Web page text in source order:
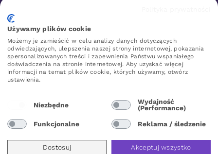
Sklep erotyczny online
WOO ME
Poland
Używamy plików cookie
Możemy je zamieścić w celu analizy danych dotyczących
odwiedzających, ulepszenia naszej strony internetowej, pokazania
spersonalizowanych treści i zapewnienia Państwu wspaniałego
doświadczenia na stronie internetowej. Aby uzyskać więcej
informacji na temat plików cookie, których używamy, otwórz
ustawienia.
Niezbędne
Wydajność
(Performance)
Funkcjonalne Reklama / śledzenie
Dostosuj Akceptuj wszystko